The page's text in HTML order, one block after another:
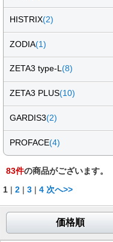
HISTRIX(2)
ZODIA(1)
ZETA3 type-L(8)
ZETA3 PLUS(10)
GARDIS3(2)
PROFACE(4)
83件の商品がございます。
1 | 2 | 3 | 4 次へ>>
価格順